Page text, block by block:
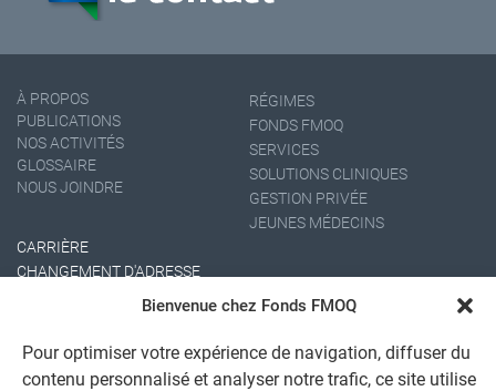
Bienvenue chez Fonds FMOQ
Pour optimiser votre expérience de navigation, diffuser du
contenu personnalisé et analyser notre trafic, ce site utilise
À PROPOS
PUBLICATIONS
NOS ACTIVITÉS
GLOSSAIRE
NOUS JOINDRE
RÉGIMES
FONDS FMOQ
SERVICES
SOLUTIONS CLINIQUES
GESTION PRIVÉE
JEUNES MÉDECINS
CARRIÈRE
CHANGEMENT D'ADRESSE